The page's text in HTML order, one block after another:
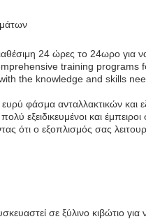
24 ώρες το 24ωρο για
training
the knowledge and skills
φάσμα ανταλλακτικών και
εξειδικευμένοι και
ότι ο εξοπλισμός σας
σε ξύλινο κιβώτιο